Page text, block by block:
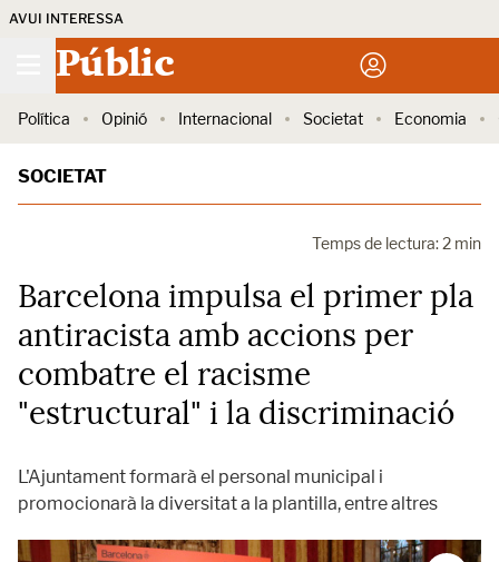
AVUI INTERESSA
Públic
Política Opinió Internacional Societat Economia
SOCIETAT
Temps de lectura: 2 min
Barcelona impulsa el primer pla
antiracista amb accions per
combatre el racisme
"estructural" i la discriminació
L'Ajuntament formarà el personal municipal i
promocionarà la diversitat a la plantilla, entre altres